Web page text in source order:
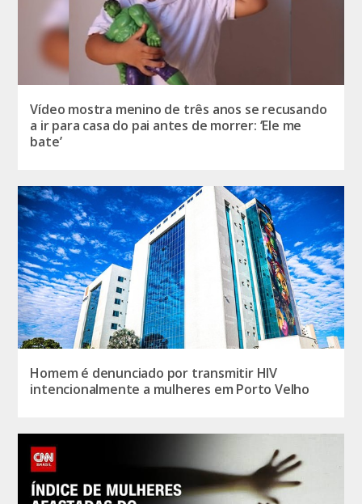
Vídeo mostra menino de três anos se recusando
a ir para casa do pai antes de morrer: ‘Ele me
bate’
Homem é denunciado por transmitir HIV
intencionalmente a mulheres em Porto Velho